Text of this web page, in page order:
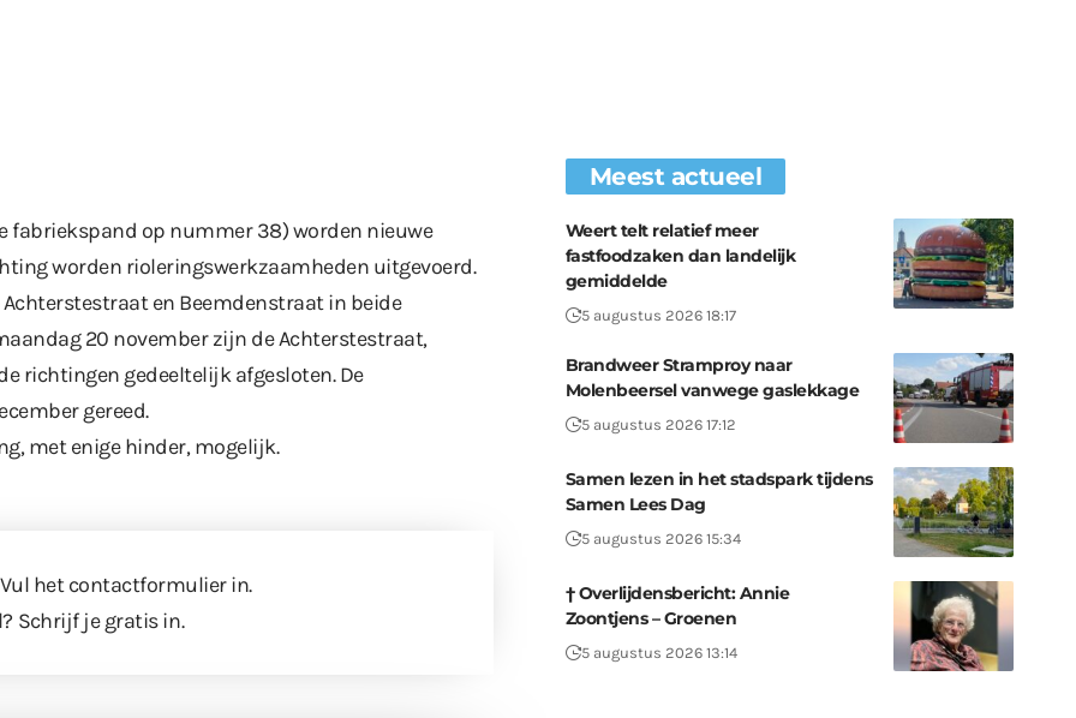
fabriekspand op nummer 38)worden nieuwe
worden rioleringswerkzaamheden uitgevoerd.
en Beemdenstraat in beide
20 november zijn de Achterstestraat,
richtingen gedeeltelijk afgesloten. De
gereed.
met enige hinder, mogelijk.
het contactformulierin.
Schrijf je gratis in.
Meest actueel
Weert telt relatief meer
fastfoodzaken dan landelijk
gemiddelde
5 augustus 2026 18:17
Brandweer Stramproy naar
Molenbeersel vanwege gaslekkage
5 augustus 2026 17:12
Samen lezen in het stadspark tijdens
Samen Lees Dag
5 augustus 2026 15:34
† Overlijdensbericht: Annie
Zoontjens – Groenen
5 augustus 2026 13:14